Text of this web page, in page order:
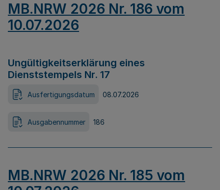
MB.NRW 2026 Nr. 186 vom
10.07.2026
Ungültigkeitserklärung eines
Dienststempels Nr. 17
Ausfertigungsdatum 08.07.2026
Ausgabennummer 186
MB.NRW 2026 Nr. 185 vom